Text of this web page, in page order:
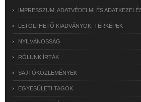
IMPRESSZUM, ADATVÉDELMI ÉS
LETÖLTHETŐ KIADVÁNYOK, TÉRKÉPEK
NYILVÁNOSSÁG
RÓLUNK ÍRTÁK
SAJTÓKÖZLEMÉNYEK
EGYESÜLETI TAGOK